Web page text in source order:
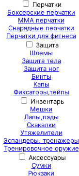
Перчатки
Боксерские перчатки
ММА перчатки
Снарядные перчатки
Перчатки для фитнеса
Защита
Шлемы
Защита тела
Защита ног
Бинты
Капы
Фиксаторы,тейпы
Инвентарь
Мешки
Лапы,пэды
Скакалки
Утяжелители
Эспандеры, тренажеры
Тренировочное оружие
Аксессуары
Сумки
Рюкзаки